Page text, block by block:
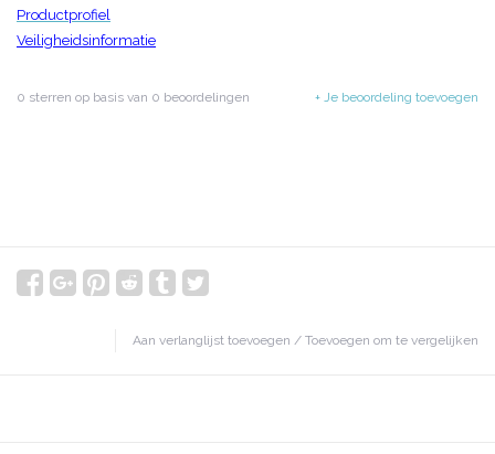
Productprofiel
Veiligheidsinformatie
+ Je beoordeling toevoegen
0 sterren op basis van 0 beoordelingen
Aan verlanglijst toevoegen / Toevoegen om te vergelijken